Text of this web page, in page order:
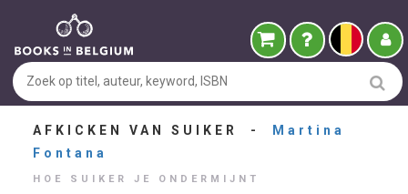
AFKICKEN VAN SUIKER -
Martina
Fontana
HOE SUIKER JE ONDERMIJNT